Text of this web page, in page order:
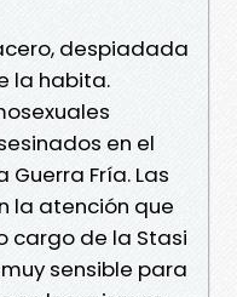
despiadada
la habita.
en el
Guerra Fría. Las
la atención que
cargo de la Stasi
sensible para